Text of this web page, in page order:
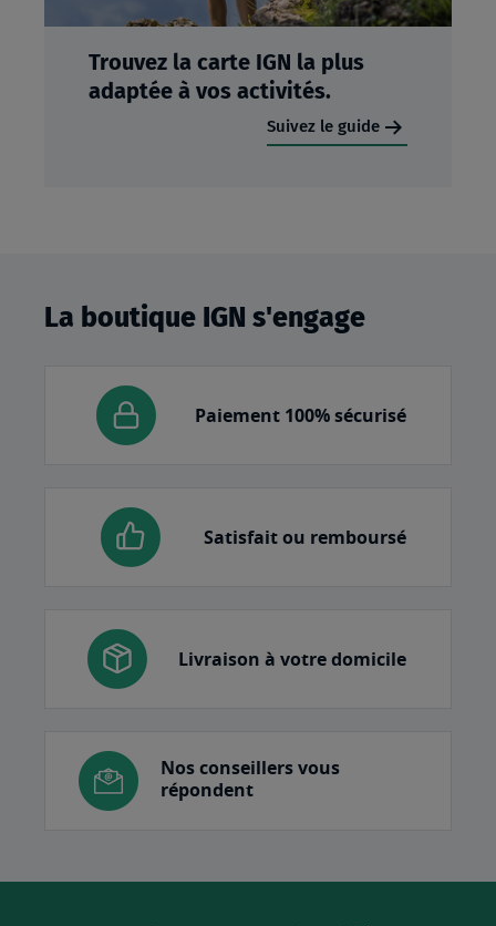
Trouvez la carte IGN la plus
adaptée à vos activités.
Suivez le guide
La boutique IGN s'engage
Paiement 100% sécurisé
Satisfait ou remboursé
Livraison à votre domicile
Nos conseillers vous
répondent